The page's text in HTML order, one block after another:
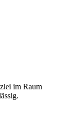
im Raum